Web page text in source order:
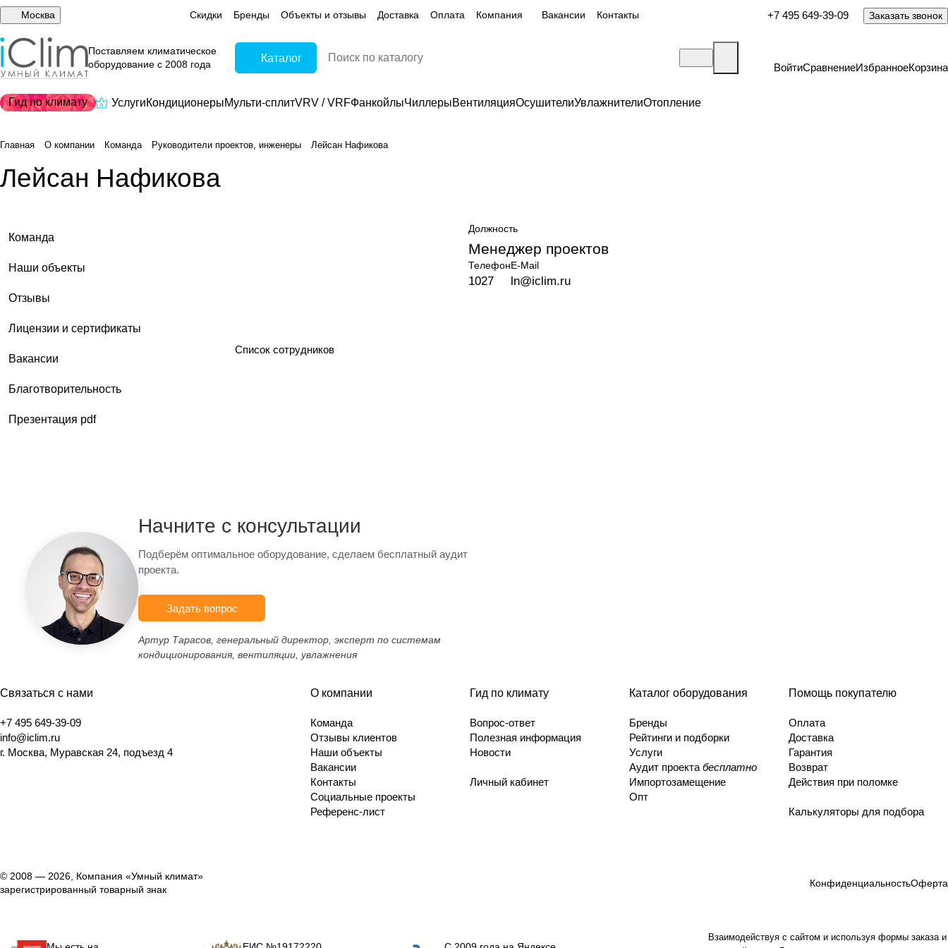
Москва Скидки Бренды Объекты и отзывы Доставка Оплата Компания Вакансии Контакты +7 495 649-39-09 Заказать звонок
Поставляем климатическое
оборудование с 2008 года
Каталог
ВойтиСравнениеИзбранноеКорзина
Гид по климату УслугиКондиционерыМульти-сплитVRV / VRFФанкойлыЧиллерыВентиляцияОсушителиУвлажнителиОтопление
Главная О компании Команда Руководители проектов, инженеры Лейсан Нафикова
Лейсан Нафикова
Должность
Менеджер проектов
Телефон
1027
E-Mail
ln@iclim.ru
Список сотрудников
Команда
Наши объекты
Отзывы
Лицензии и сертификаты
Вакансии
Благотворительность
Презентация pdf
Начните с консультации
Подберём оптимальное оборудование, сделаем бесплатный аудит
проекта.
Задать вопрос
Артур Тарасов, генеральный директор, эксперт по системам
кондиционирования, вентиляции, увлажнения
Связаться с нами
+7 495 649-39-09
info@iclim.ru
г. Москва, Муравская 24, подъезд 4
О компании
Команда
Отзывы клиентов
Наши объекты
Вакансии
Контакты
Социальные проекты
Референс-лист
Гид по климату
Вопрос-ответ
Полезная информация
Новости
Личный кабинет
Каталог оборудования
Бренды
Рейтинги и подборки
Услуги
Аудит проекта бесплатно
Импортозамещение
Опт
Помощь покупателю
Оплата
Доставка
Гарантия
Возврат
Действия при поломке
Калькуляторы для подбора
© 2008 — 2026, Компания «Умный климат»
зарегистрированный товарный знак
КонфиденциальностьОферта
Взаимодействуя с сайтом и используя формы заказа и